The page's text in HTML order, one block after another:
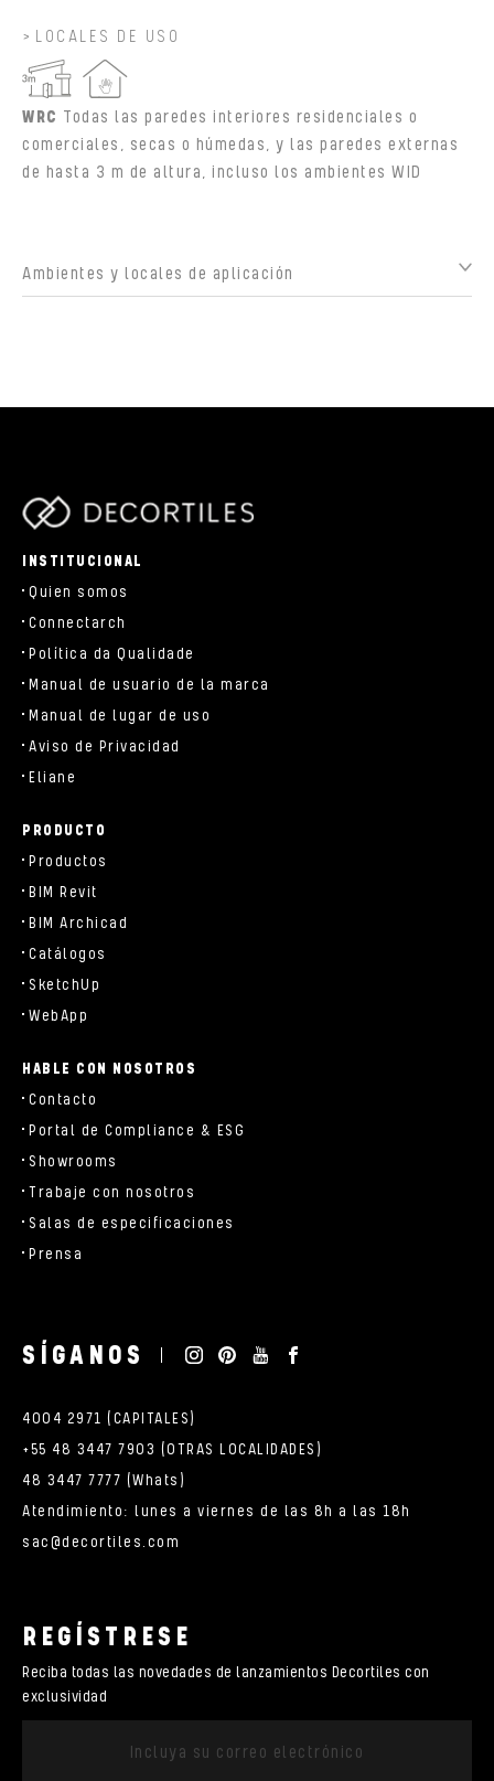
LOCALES DE USO
WRC Todas las paredes interiores residenciales o
comerciales, secas o húmedas, y las paredes externas
de hasta 3 m de altura, incluso los ambientes WID
Ambientes y locales de aplicación
INSTITUCIONAL
Quien somos
Connectarch
Política da Qualidade
Manual de usuario de la marca
Manual de lugar de uso
Aviso de Privacidad
Eliane
PRODUCTO
Productos
BIM Revit
BIM Archicad
Catálogos
SketchUp
WebApp
HABLE CON NOSOTROS
Contacto
Portal de Compliance & ESG
Showrooms
Trabaje con nosotros
Salas de especificaciones
Prensa
SÍGANOS
4004 2971 (CAPITALES)
+55 48 3447 7903 (OTRAS LOCALIDADES)
48 3447 7777 (Whats)
Atendimiento: lunes a viernes de las 8h a las 18h
sac@decortiles.com
REGÍSTRESE
Reciba todas las novedades de lanzamientos Decortiles con
exclusividad